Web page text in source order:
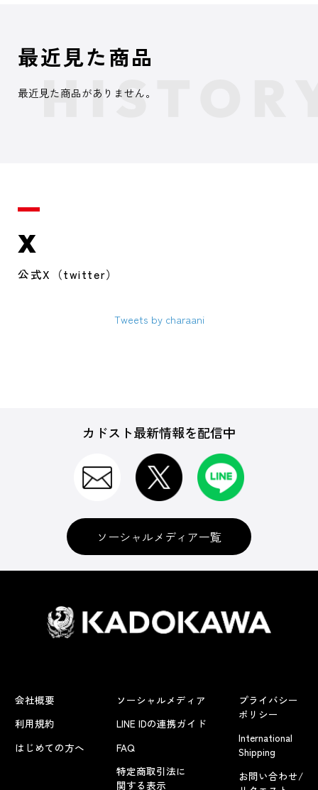
最近見た商品
最近見た商品がありません。
X
公式X（twitter）
Tweets by charaani
カドスト最新情報を配信中
ソーシャルメディア一覧
会社概要
利用規約
はじめての方へ
ソーシャルメディア
LINE IDの連携ガイド
FAQ
特定商取引法に
関する表示
プライバシー
ポリシー
International
Shipping
お問い合わせ/